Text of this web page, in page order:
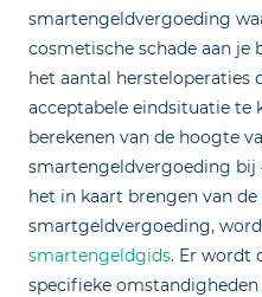
smartengeldvergoeding
cosmetische schade aan je
het aantal
acceptabele eindsituatie te
berekenen van de hoogte
smartengeldvergoeding bij
het in kaart brengen van
smartgeldvergoeding,
smartengeldgids. Er wordt
specifieke